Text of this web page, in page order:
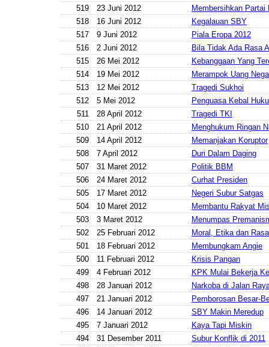
519
23 Juni 2012
Membersihkan Partai
518
16 Juni 2012
Kegalauan SBY
517
9 Juni 2012
Piala Eropa 2012
516
2 Juni 2012
Bila Tidak Ada Rasa
515
26 Mei 2012
Kebanggaan Yang
514
19 Mei 2012
Merampok Uang
513
12 Mei 2012
Tragedi Sukhoi
512
5 Mei 2012
Penguasa Kebal
511
28 April 2012
Tragedi TKI
510
21 April 2012
Menghukum Ringan
509
14 April 2012
Memanjakan Koruptor
508
7 April 2012
Duri Dalam Daging
507
31 Maret 2012
Politik BBM
506
24 Maret 2012
Curhat Presiden
505
17 Maret 2012
Negeri Subur Satgas
504
10 Maret 2012
Membantu Rakyat
503
3 Maret 2012
Menumpas
502
25 Februari 2012
Moral, Etika dan
501
18 Februari 2012
Membungkam Angie
500
11 Februari 2012
Krisis Pangan
499
4 Februari 2012
KPK Mulai Bekerja
498
28 Januari 2012
Narkoba di Jalan
497
21 Januari 2012
Pemborosan Besar-
496
14 Januari 2012
SBY Makin Meredup
495
7 Januari 2012
Kaya Tapi Miskin
494
31 Desember 2011
Subur Konflik di 2011